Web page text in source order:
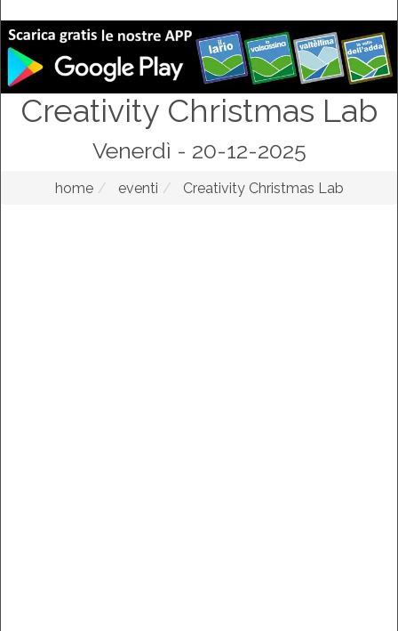
Creativity Christmas Lab
Venerdì - 20-12-2025
home eventi Creativity Christmas Lab